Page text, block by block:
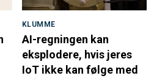
KLUMME
AI-regningen kan
eksplodere, hvis jeres
IoT ikke kan følge med